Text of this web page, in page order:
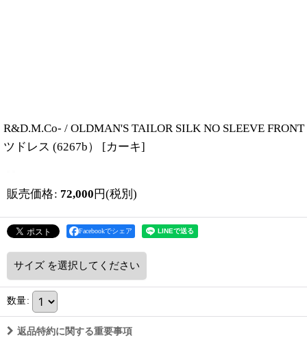
R&D.M.Co- / OLDMAN'S TAILOR SILK NO SLEEVE
ツドレス (6267b）
[カーキ]
販売価格: 72,000 円(税別)
Facebookでシェア
サイズ を選択してください
数量:
返品特約に関する重要事項